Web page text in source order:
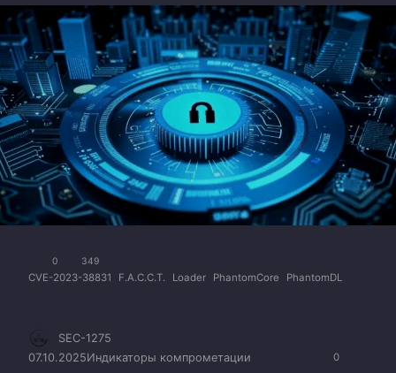
0 349
CVE-2023-38831 F.A.C.C.T. Loader PhantomCore PhantomDL
0
SEC-1275
07.10.2025Индикаторы компрометации